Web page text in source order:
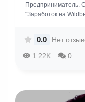
Предприниматель.
"Заработок на
1.22K 0
0.0 Нет